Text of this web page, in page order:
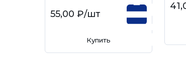
55,00 ₽/шт
Купить